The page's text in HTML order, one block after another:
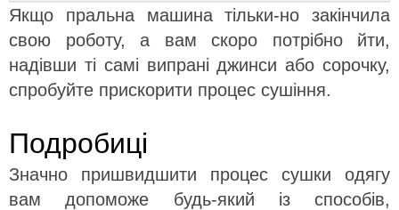
Якщо пральна машина тільки-но закінчила
свою роботу, а вам скоро потрібно йти,
надівши ті самі випрані джинси або сорочку,
спробуйте прискорити процес сушіння.
Подробиці
Значно пришвидшити процес сушки одягу
вам допоможе будь-який із способів,